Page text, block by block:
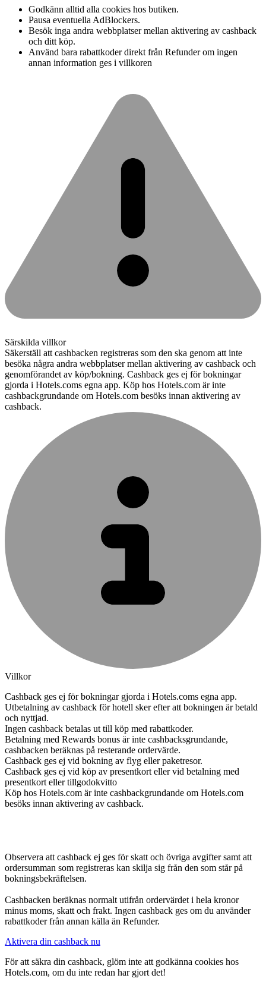
Godkänn alltid alla cookies hos butiken.
Pausa eventuella AdBlockers.
Besök inga andra webbplatser mellan aktivering av cashback
och ditt köp.
Använd bara rabattkoder direkt från Refunder om ingen
annan information ges i villkoren
Särskilda villkor
Säkerställ att cashbacken registreras som den ska genom att inte
besöka några andra webbplatser mellan aktivering av cashback och
genomförandet av köp/bokning. Cashback ges ej för bokningar
gjorda i Hotels.coms egna app. Köp hos Hotels.com är inte
cashbackgrundande om Hotels.com besöks innan aktivering av
cashback.
Villkor
Cashback ges ej för bokningar gjorda i Hotels.coms egna app.
Utbetalning av cashback för hotell sker efter att bokningen är betald
och nyttjad.
Ingen cashback betalas ut till köp med rabattkoder.
Betalning med Rewards bonus är inte cashbacksgrundande,
cashbacken beräknas på resterande ordervärde.
Cashback ges ej vid bokning av flyg eller paketresor.
Cashback ges ej vid köp av presentkort eller vid betalning med
presentkort eller tillgodokvitto
Köp hos Hotels.com är inte cashbackgrundande om Hotels.com
besöks innan aktivering av cashback.
Observera att cashback ej ges för skatt och övriga avgifter samt att
ordersumman som registreras kan skilja sig från den som står på
bokningsbekräftelsen.
Cashbacken beräknas normalt utifrån ordervärdet i hela kronor
minus moms, skatt och frakt. Ingen cashback ges om du använder
rabattkoder från annan källa än Refunder.
Aktivera din cashback nu
För att säkra din cashback, glöm inte att godkänna cookies hos
Hotels.com, om du inte redan har gjort det!